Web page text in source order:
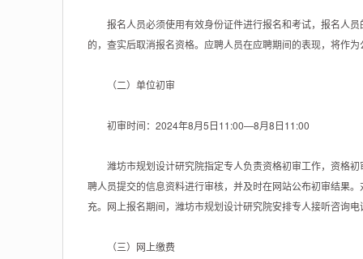
报名人员必须使用有效身份证件进行报名和考试，报名人员
的，查实后取消报名资格。应聘人员在应聘期间的表现，将作
（二）单位初审
初审时间：2024年8月5日11:00—8月8日11:00
潍坊市规划设计研究院指定专人负责资格初审工作，资格初
聘人员提交的信息资料进行审核，并及时在网站公布初审结果
充。网上报名期间，潍坊市规划设计研究院安排专人接听咨询
（三）网上缴费